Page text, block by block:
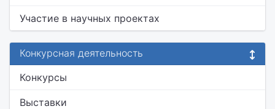
Участие в научных проектах
Конкурсная деятельность
Конкурсы
Выставки